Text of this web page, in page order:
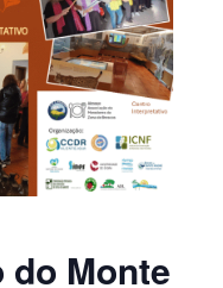
do Monte